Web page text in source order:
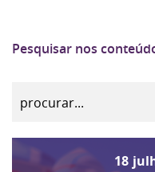
Pesquisar nos
18